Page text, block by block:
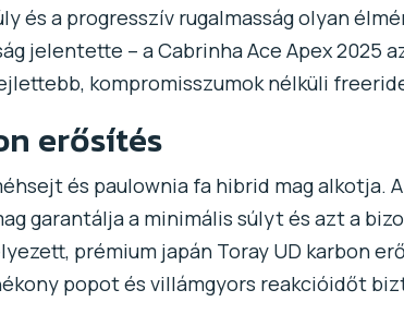
és a progresszív rugalmasság olyan
jelentette – a Cabrinha Ace Apex 2025
kompromisszumok nélküli
erősítés
és paulownia fa hibrid mag alkotja.
garantálja a minimális súlyt és azt a
prémium japán Toray UD karbon
popot és villámgyors reakcióidőt